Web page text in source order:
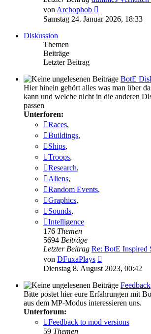
von Archophob
Beitrag
Samstag 24. Januar 2026, 18:33
Diskussion
Themen
Beiträge
Letzter Beitrag
BotE
Hier hinein gehört alles was man über
kann und welche nicht in die anderen
passen
Unterforen:
Races,
Buildings,
Ships,
Troops,
Research,
Aliens,
Random Events,
Graphics,
Sounds,
Intelligence
176 Themen
5694 Beiträge
Letzter Beitrag Re: BotE Inspired
von DFuxaPlays
Beitrag
Dienstag 8. August 2023, 00:42
Feedback
Bitte postet hier eure Erfahrungen mit
aus dem MP-Modus interessieren uns.
Unterforum:
Feedback to mod versions
59 Themen